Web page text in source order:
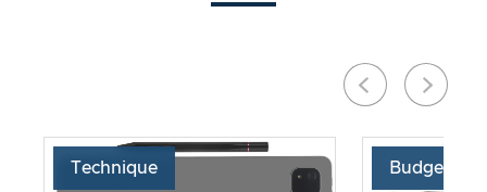
Technique Budget